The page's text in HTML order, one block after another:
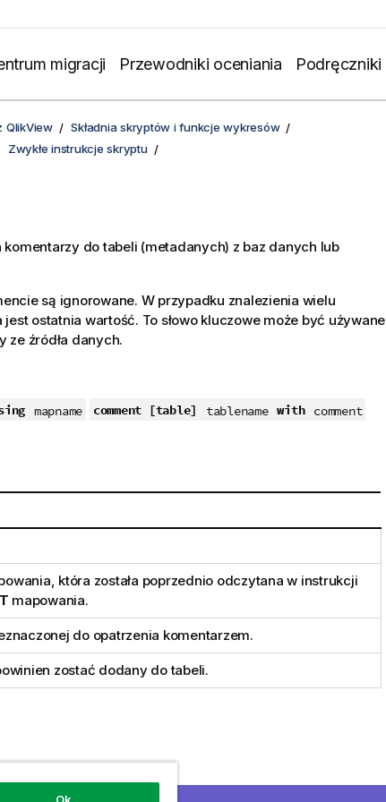
migracji Przewodniki oceniania Podręczniki
QlikView
Składnia skryptów i funkcje wykresów
Zwykłe instrukcje skryptu
do tabeli (metadanych) z baz danych lub
są ignorowane. W przypadku znalezienia wielu
ostatnia wartość. To słowo kluczowe może być używane
ze źródła danych.
mapname comment [table] tablename with comment
która została poprzednio odczytana w instrukcji
mapowania.
do opatrzenia komentarzem.
zostać dodany do tabeli.